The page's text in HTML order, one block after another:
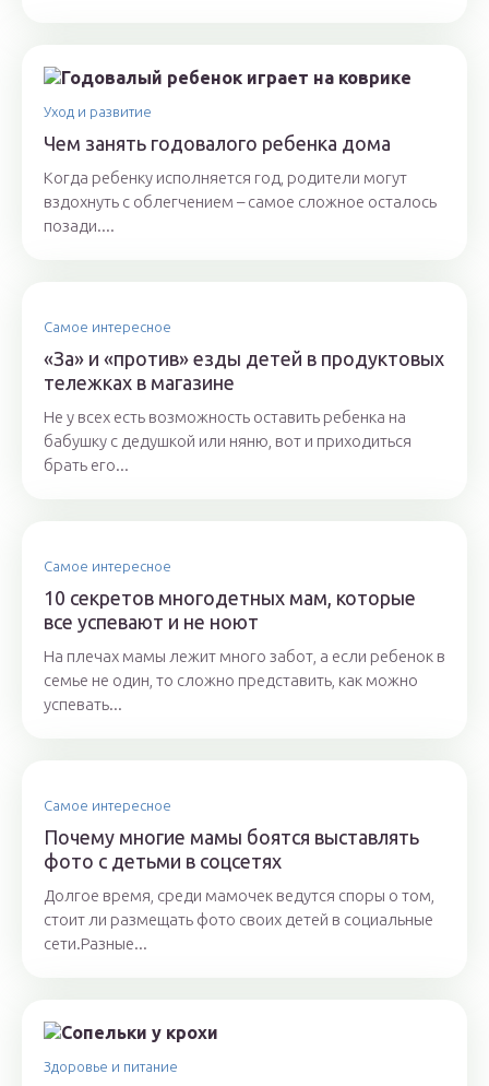
Уход и развитие
Чем занять годовалого ребенка дома
Когда ребенку исполняется год, родители могут
вздохнуть с облегчением – самое сложное осталось
позади....
Самое интересное
«За» и «против» езды детей в продуктовых
тележках в магазине
Не у всех есть возможность оставить ребенка на
бабушку с дедушкой или няню, вот и приходиться
брать его...
Самое интересное
10 секретов многодетных мам, которые
все успевают и не ноют
На плечах мамы лежит много забот, а если ребенок в
семье не один, то сложно представить, как можно
успевать...
Самое интересное
Почему многие мамы боятся выставлять
фото с детьми в соцсетях
Долгое время, среди мамочек ведутся споры о том,
стоит ли размещать фото своих детей в социальные
сети.Разные...
Здоровье и питание